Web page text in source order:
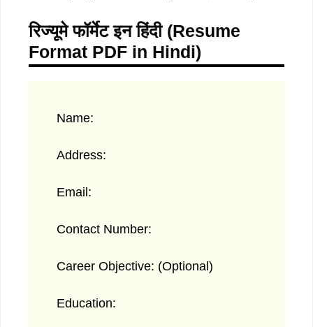
रिज्यूमे फॉर्मेट इन हिंदी (Resume
Format PDF in Hindi)
Name:
Address:
Email:
Contact Number:
Career Objective: (Optional)
Education: